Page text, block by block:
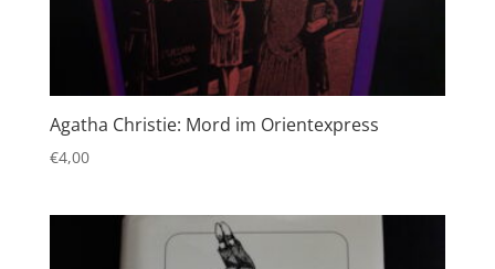
Agatha Christie: Mord im Orientexpress
€4,00